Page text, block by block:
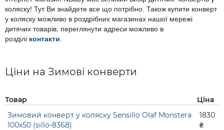
коляску! Тут Ви знайдете все що потрібно. Також купити конверт
у коляску можливо в роздрібних магазинах нашої мережі
дитячих товарів, переглянути адреси можливо в
розділі контакти
Ціни на Зимові конверти
Товар
Ціна
Зимовий конверт у коляску Sensillo Olaf Monstera
100x50 (sillo-8368)
1830
₴